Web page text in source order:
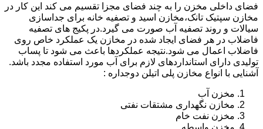
فضای داخلی مخزن را به چند فضای مجزا تقسیم می کند این کار در
مخازن سپتیک تانک،مخازن اسید و تصفیه خانه برای جداسازی
سیالات و روند تصفیه آب صورت می گیرد.در پکیج های تصفیه
فاضلاب در هر فضای ایجاد شده در مخازن یک عملکرد خاص روی
فاضلاب اعمال می شود.نتیجه عملکردها باعث می شود تا پساب
تولیدی دارای استانداردهای لازم برای آب مورد استفاده مجدد باشد.
آشنایی با انواع مخازن پلی اتیلن دوجداره :
مخزن آب
مخازن نگهداری مشتقات نفتی
مخزن نفت خام
مخزن واسطه